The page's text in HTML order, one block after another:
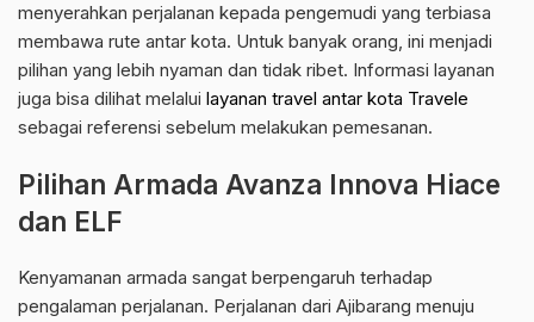
menyerahkan perjalanan kepada pengemudi yang terbiasa
membawa rute antar kota. Untuk banyak orang, ini menjadi
pilihan yang lebih nyaman dan tidak ribet. Informasi layanan
juga bisa dilihat melalui layanan travel antar kota Travele
sebagai referensi sebelum melakukan pemesanan.
Pilihan Armada Avanza Innova Hiace
dan ELF
Kenyamanan armada sangat berpengaruh terhadap
pengalaman perjalanan. Perjalanan dari Ajibarang menuju